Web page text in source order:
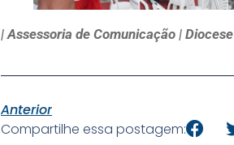
| Assessoria de Comunicação |
Anterior
Compartilhe essa postagem: